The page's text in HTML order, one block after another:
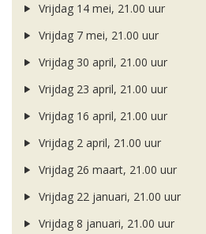
Vrijdag 14 mei, 21.00 uur
Vrijdag 7 mei, 21.00 uur
Vrijdag 30 april, 21.00 uur
Vrijdag 23 april, 21.00 uur
Vrijdag 16 april, 21.00 uur
Vrijdag 2 april, 21.00 uur
Vrijdag 26 maart, 21.00 uur
Vrijdag 22 januari, 21.00 uur
Vrijdag 8 januari, 21.00 uur